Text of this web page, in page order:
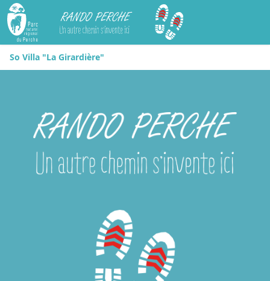
Rando Perche
So Villa "La Girardière"